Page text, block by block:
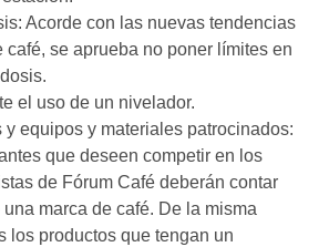
Acorde con las nuevas tendencias
café, se aprueba no poner límites en
el uso de un nivelador.
y equipos y materiales patrocinados:
que deseen competir en los
de Fórum Café deberán contar
marca de café. De la misma
los productos que tengan un